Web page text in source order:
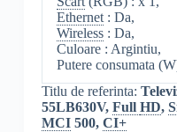
Ethernet: Da,
Wireless: Da,
Culoare : Argintiu,
Putere consumata
Titlu de referinta:
55LB630V, Full HD,
MCI500, CI+